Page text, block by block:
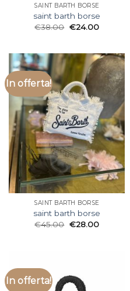
SAINT BARTH BORSE
saint barth borse
€38.00 €24.00
In offerta!
SAINT BARTH BORSE
saint barth borse
€45.00 €28.00
In offerta!